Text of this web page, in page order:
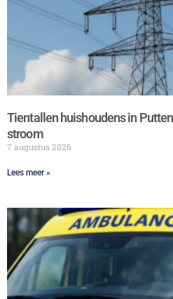
Tientallen huishoudens in
stroom
7 augustus 2026
Lees meer »